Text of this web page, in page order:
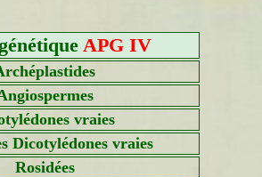
APG IV
vraies
Dicotylédones vraies
Rosidées